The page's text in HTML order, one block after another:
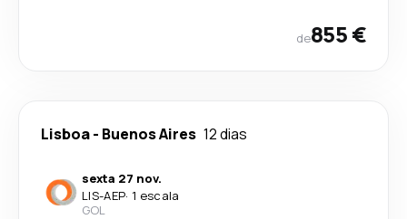
de855 €
Lisboa- Buenos Aires 12 dias
sexta 27 nov.
LIS-AEP· 1 escala
GOL